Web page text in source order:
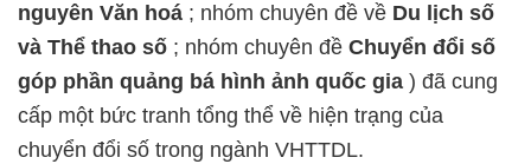
nguyên Văn hoá ; nhóm chuyên đề về Du lịch số
và Thể thao số ; nhóm chuyên đề Chuyển đổi số
góp phần quảng bá hình ảnh quốc gia ) đã cung
cấp một bức tranh tổng thể về hiện trạng của
chuyển đổi số trong ngành VHTTDL.